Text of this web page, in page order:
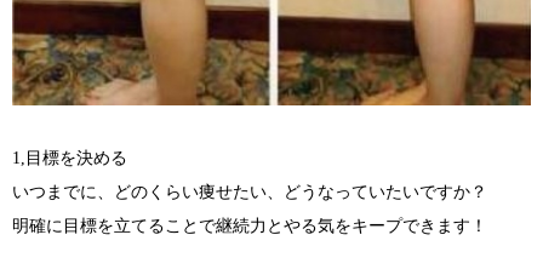
1,目標を決める
いつまでに、どのくらい痩せたい、どうなっていたいですか？
明確に目標を立てることで継続力とやる気をキープできます！